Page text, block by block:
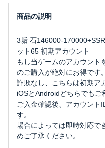
3垢 石146000-
ット65 初期アカウント
もし当ゲームのアカウント
のご購入が絶対にお得です。
詐欺なし、こちらは初期ア
iOSとAndroidどちらでもご
ご入金確認後、アカウント
す。
場合によっては即時対応で
めご了承ください。